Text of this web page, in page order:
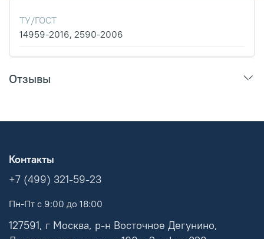
ТУ/ГОСТ
14959-2016, 2590-2006
Отзывы
Контакты
+7 (499) 321-59-23
Пн-Пт с 9:00 до 18:00
127591, г Москва, р-н Восточное Дегунино,